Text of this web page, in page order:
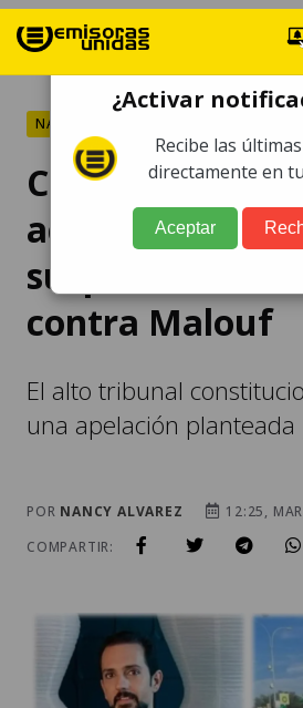
NACIONALES
Caso
acepta
suspende
contra Malouf
El alto tribunal
una apelación
POR NANCY ALVAREZ
12:25,
COMPARTIR:
¿Activar
Recibe las
directamente en
Aceptar